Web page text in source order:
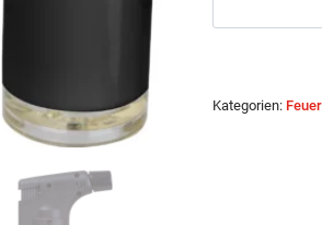
Kategorien: